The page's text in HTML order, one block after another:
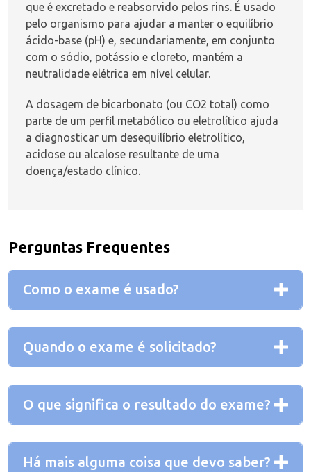
que é excretado e reabsorvido pelos rins. É usado
pelo organismo para ajudar a manter o equilíbrio
ácido-base (pH) e, secundariamente, em conjunto
com o sódio, potássio e cloreto, mantém a
neutralidade elétrica em nível celular.
A dosagem de bicarbonato (ou CO2 total) como
parte de um perfil metabólico ou eletrolítico ajuda
a diagnosticar um desequilíbrio eletrolítico,
acidose ou alcalose resultante de uma
doença/estado clínico.
Perguntas Frequentes
Como o exame é usado?
Quando o exame é solicitado?
O que significa o resultado do exame?
Há mais alguma coisa que devo saber?